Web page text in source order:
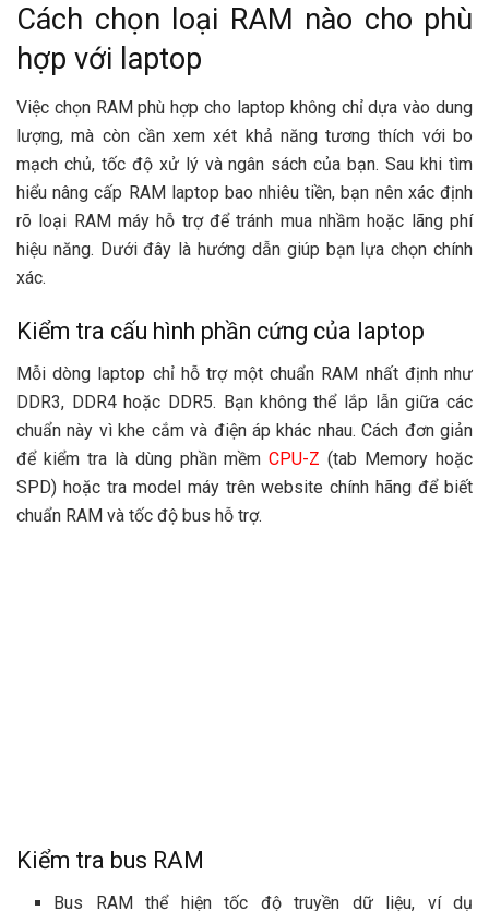
Cách chọn loại RAM nào cho phù
hợp với laptop
Việc chọn RAM phù hợp cho laptop không chỉ dựa vào dung
lượng, mà còn cần xem xét khả năng tương thích với bo
mạch chủ, tốc độ xử lý và ngân sách của bạn. Sau khi tìm
hiểu nâng cấp RAM laptop bao nhiêu tiền, bạn nên xác định
rõ loại RAM máy hỗ trợ để tránh mua nhầm hoặc lãng phí
hiệu năng. Dưới đây là hướng dẫn giúp bạn lựa chọn chính
xác.
Kiểm tra cấu hình phần cứng của laptop
Mỗi dòng laptop chỉ hỗ trợ một chuẩn RAM nhất định như
DDR3, DDR4 hoặc DDR5. Bạn không thể lắp lẫn giữa các
chuẩn này vì khe cắm và điện áp khác nhau. Cách đơn giản
để kiểm tra là dùng phần mềmCPU-Z (tab Memory hoặc
SPD) hoặc tra model máy trên website chính hãng để biết
chuẩn RAM và tốc độ bus hỗ trợ.
Kiểm tra bus RAM
Bus RAM thể hiện tốc độ truyền dữ liệu, ví dụ